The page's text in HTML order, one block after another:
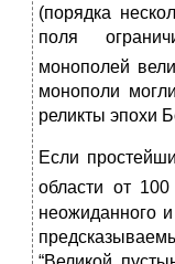
(порядка
поля
монополей
монополи
реликты эпохи
Если
области от
неожиданного